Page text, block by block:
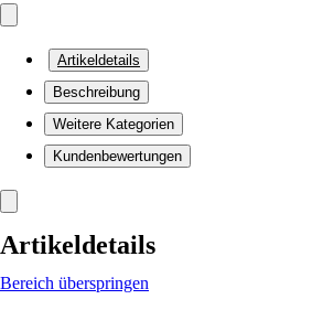
Artikeldetails
Beschreibung
Weitere Kategorien
Kundenbewertungen
Artikeldetails
Bereich überspringen